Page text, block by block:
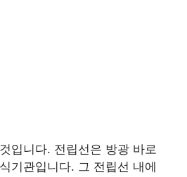
입니다. 전립선은 방광 바로
기관입니다. 그 전립선 내에